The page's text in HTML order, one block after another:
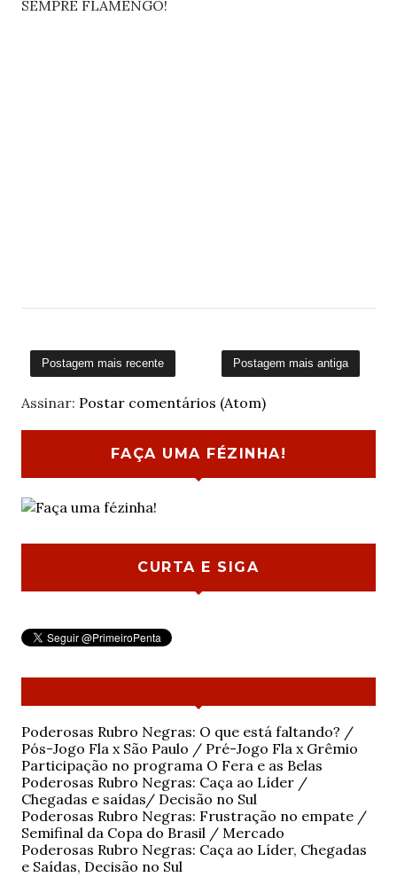
SEMPRE FLAMENGO!
Postagem mais recente Postagem mais antiga
Assinar: Postar comentários (Atom)
FAÇA UMA FÉZINHA!
CURTA E SIGA
Poderosas Rubro Negras: O que está faltando? /
Pós-Jogo Fla x São Paulo / Pré-Jogo Fla x Grêmio
Participação no programa O Fera e as Belas
Poderosas Rubro Negras: Caça ao Líder /
Chegadas e saídas/ Decisão no Sul
Poderosas Rubro Negras: Frustração no empate /
Semifinal da Copa do Brasil / Mercado
Poderosas Rubro Negras: Caça ao Líder, Chegadas
e Saídas, Decisão no Sul